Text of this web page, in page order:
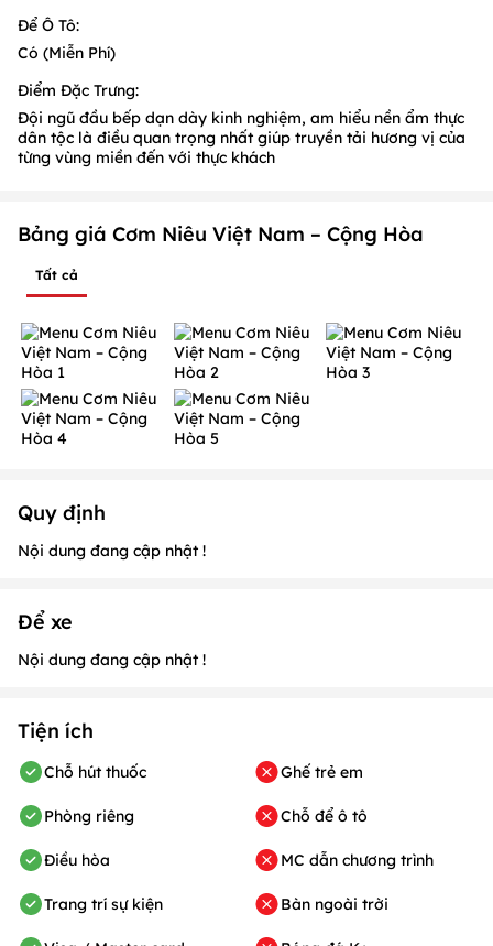
Để Ô Tô:
Có (Miễn Phí)
Điểm Đặc Trưng:
Đội ngũ đầu bếp dạn dày kinh nghiệm, am hiểu nền ẩm thực
dân tộc là điều quan trọng nhất giúp truyền tải hương vị của
từng vùng miền đến với thực khách
Bảng giá Cơm Niêu Việt Nam – Cộng Hòa
Tất cả
Quy định
Nội dung đang cập nhật !
Để xe
Nội dung đang cập nhật !
Tiện ích
Chỗ hút thuốc
Phòng riêng
Điều hòa
Trang trí sự kiện
Ghế trẻ em
Chỗ để ô tô
MC dẫn chương trình
Bàn ngoài trời